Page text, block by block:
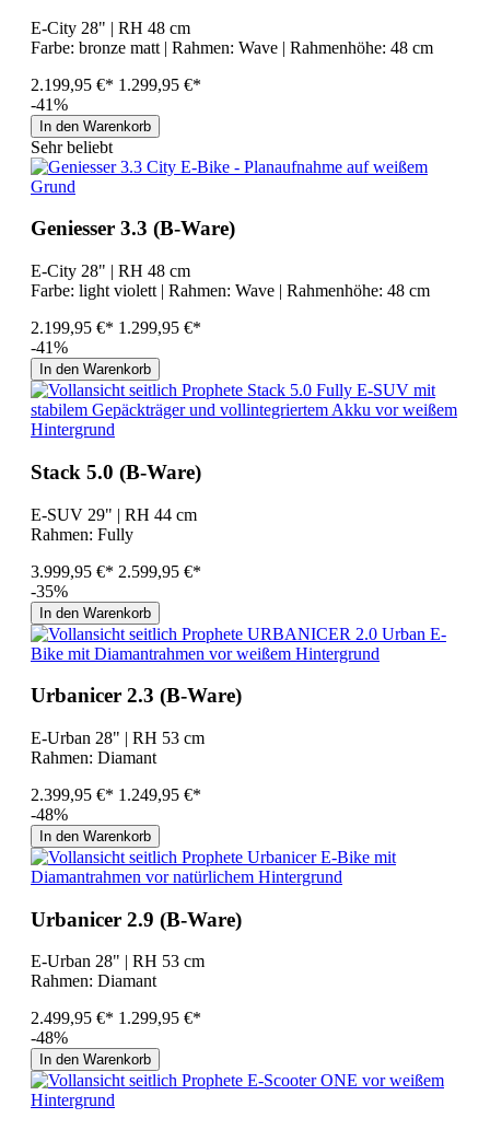
E-City 28" | RH 48 cm
Farbe: bronze matt | Rahmen: Wave | Rahmenhöhe: 48 cm
2.199,95 €* 1.299,95 €*
-41%
In den Warenkorb
Sehr beliebt
Geniesser 3.3 (B-Ware)
E-City 28" | RH 48 cm
Farbe: light violett | Rahmen: Wave | Rahmenhöhe: 48 cm
2.199,95 €* 1.299,95 €*
-41%
In den Warenkorb
Stack 5.0 (B-Ware)
E-SUV 29" | RH 44 cm
Rahmen: Fully
3.999,95 €* 2.599,95 €*
-35%
In den Warenkorb
Urbanicer 2.3 (B-Ware)
E-Urban 28" | RH 53 cm
Rahmen: Diamant
2.399,95 €* 1.249,95 €*
-48%
In den Warenkorb
Urbanicer 2.9 (B-Ware)
E-Urban 28" | RH 53 cm
Rahmen: Diamant
2.499,95 €* 1.299,95 €*
-48%
In den Warenkorb